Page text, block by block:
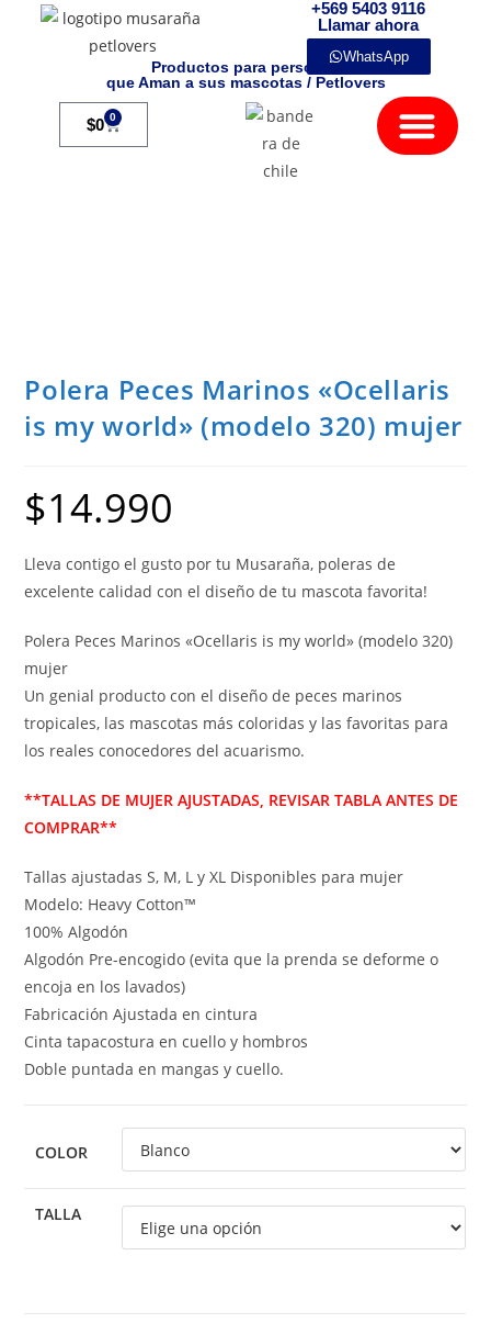
+569 5403 9116
Llamar ahora
WhatsApp
Productos para personas
que Aman a sus mascotas / Petlovers
$0 0
Polera Peces Marinos «Ocellaris
is my world» (modelo 320) mujer
$14.990
Lleva contigo el gusto por tu Musaraña, poleras de
excelente calidad con el diseño de tu mascota favorita!
Polera Peces Marinos «Ocellaris is my world» (modelo 320)
mujer
Un genial producto con el diseño de peces marinos
tropicales, las mascotas más coloridas y las favoritas para
los reales conocedores del acuarismo.
**TALLAS DE MUJER AJUSTADAS, REVISAR TABLA ANTES DE
COMPRAR**
Tallas ajustadas S, M, L y XL Disponibles para mujer
Modelo: Heavy Cotton™
100% Algodón
Algodón Pre-encogido (evita que la prenda se deforme o
encoja en los lavados)
Fabricación Ajustada en cintura
Cinta tapacostura en cuello y hombros
Doble puntada en mangas y cuello.
COLOR
TALLA